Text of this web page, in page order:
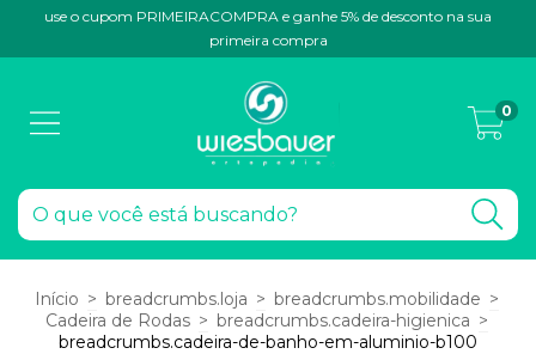
use o cupom PRIMEIRACOMPRA e ganhe 5% de desconto na sua
primeira compra
0
Início > breadcrumbs.loja > breadcrumbs.mobilidade >
Cadeira de Rodas > breadcrumbs.cadeira-higienica >
breadcrumbs.cadeira-de-banho-em-aluminio-b100